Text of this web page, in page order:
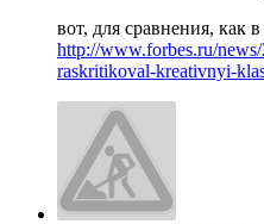
вот, для сравнения, как
http://www.forbes.ru/
raskritikoval-kreativnyi-